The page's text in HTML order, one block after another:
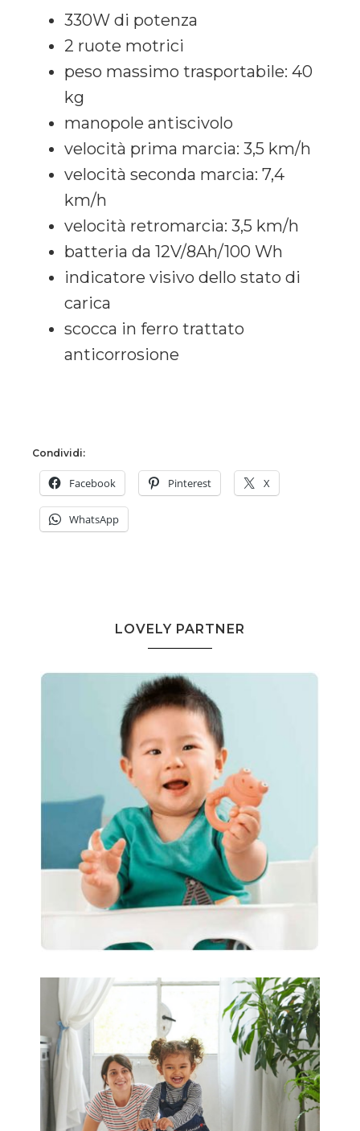
330W di potenza
2 ruote motrici
peso massimo trasportabile: 40
kg
manopole antiscivolo
velocità prima marcia: 3,5 km/h
velocità seconda marcia: 7,4
km/h
velocità retromarcia: 3,5 km/h
batteria da 12V/8Ah/100 Wh
indicatore visivo dello stato di
carica
scocca in ferro trattato
anticorrosione
Condividi:
Facebook Pinterest X
WhatsApp
LOVELY PARTNER